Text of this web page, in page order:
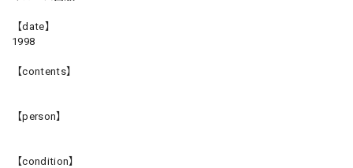
【date】
1998
【contents】
【person】
【condition】